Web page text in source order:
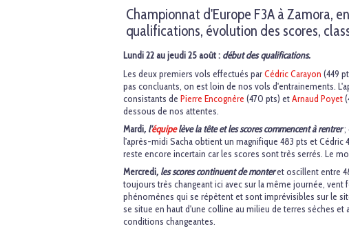
Championnat d'Europe F3A à Zamora,
qualifications, évolution des scores,
Lundi 22 au jeudi 25 août : début des qualifications.
Les deux premiers vols effectués parCédric Carayon (449
pas concluants, on est loin de nos vols d'entrainements.
consistants de Pierre Encognère (470 pts) etArnaud Poyet
dessous de nos attentes.
Mardi, l'équipelève la tête et les scores commencent à rentrer;
l'après-midi Sacha obtient un magnifique 483 pts et Cédric
reste encore incertain car les scores sont très serrés. Le
Mercredi, les scores continuent de monteret oscillent entre
toujours très changeant ici avec sur la même journée,
phénomènes qui se répètent et sont imprévisibles sur le
se situe en haut d'une colline au milieu de terres sèches et
conditions changeantes.